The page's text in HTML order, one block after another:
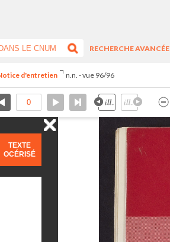
RECHERCHE AVANCÉE
d'entretien n.n. - vue 96/96
TEXTE
OCÉRISÉ